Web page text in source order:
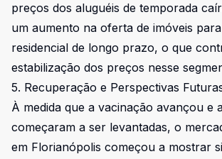
preços dos aluguéis de temporada
um aumento na oferta de imóveis
residencial de longo prazo, o que
estabilização dos preços nesse
5. Recuperação e Perspectivas
À medida que a vacinação avançou e
começaram a ser levantadas, o
em Florianópolis começou a mostrar